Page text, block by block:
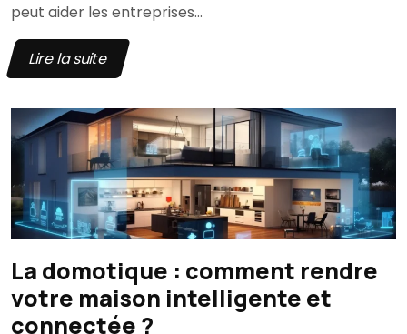
peut aider les entreprises…
Lire la suite
La domotique : comment rendre
votre maison intelligente et
connectée ?